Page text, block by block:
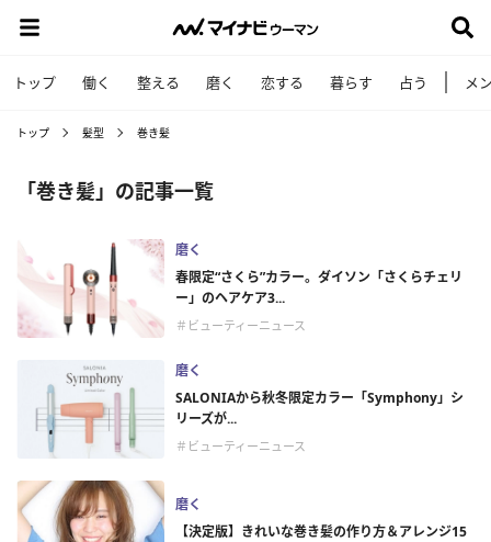
トップ 働く 整える 磨く 恋する 暮らす 占う メ
トップ 髪型 巻き髪
「巻き髪」の記事一覧
磨く
春限定“さくら”カラー。ダイソン「さくらチェリ
ー」のヘアケア3...
＃ビューティーニュース
磨く
SALONIAから秋冬限定カラー「Symphony」シ
リーズが...
＃ビューティーニュース
磨く
【決定版】きれいな巻き髪の作り方＆アレンジ15